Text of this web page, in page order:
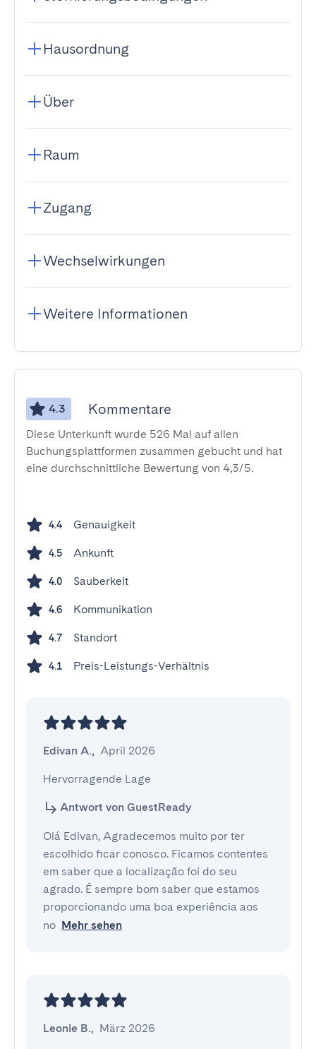
Hausordnung
Über
Raum
Zugang
Wechselwirkungen
Weitere Informationen
4.3 Kommentare
Diese Unterkunft wurde 526 Mal auf allen
Buchungsplattformen zusammen gebucht und hat
eine durchschnittliche Bewertung von 4,3/5.
4.4 Genauigkeit
4.5 Ankunft
4.0 Sauberkeit
4.6 Kommunikation
4.7 Standort
4.1 Preis-Leistungs-Verhältnis
Edivan A., April 2026
Hervorragende Lage
Antwort von GuestReady
Olá Edivan, Agradecemos muito por ter
escolhido ficar conosco. Ficamos contentes
em saber que a localização foi do seu
agrado. É sempre bom saber que estamos
proporcionando uma boa experiência aos
no Mehr sehen
Leonie B., März 2026